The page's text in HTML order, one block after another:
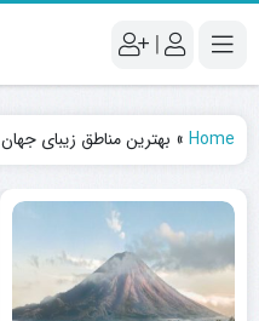
|
Home
» بهترین مناطق زیبای جهان